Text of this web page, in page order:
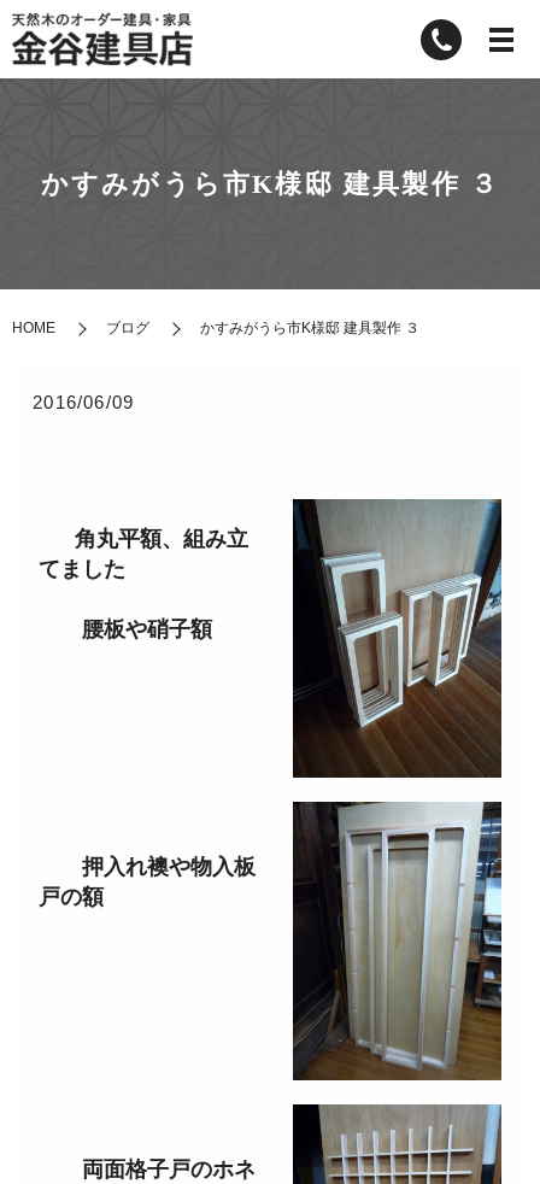
かすみがうら市K様邸 建具製作 ３
HOME ブログ かすみがうら市K様邸 建具製作 ３
2016/06/09
角丸平額、組み立
てました
腰板や硝子額
押入れ襖や物入板
戸の額
両面格子戸のホネ